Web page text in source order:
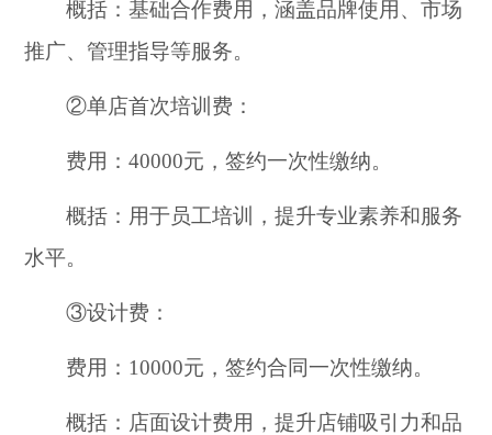
概括：基础合作费用，涵盖品牌使用、市场
推广、管理指导等服务。
②单店首次培训费：
费用：40000元，签约一次性缴纳。
概括：用于员工培训，提升专业素养和服务
水平。
③设计费：
费用：10000元，签约合同一次性缴纳。
概括：店面设计费用，提升店铺吸引力和品